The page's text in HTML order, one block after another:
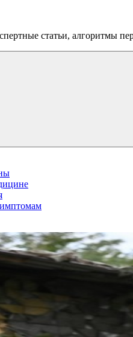
статьи, алгоритмы
Меню